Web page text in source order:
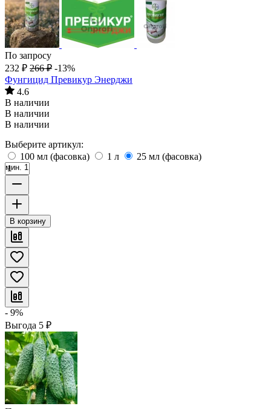
По запросу
232 ₽ 266 ₽ -13%
Фунгицид Превикур Энерджи
4.6
В наличии
В наличии
В наличии
Выберите артикул:
100 мл (фасовка)
1 л 25 мл (фасовка)
мин. 1
В корзину
- 9%
Выгода 5 ₽